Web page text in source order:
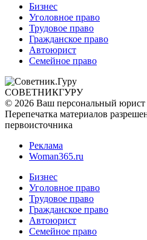
Бизнес
Уголовное право
Трудовое право
Гражданское право
Автоюрист
Семейное право
СОВЕТНИКГУРУ
© 2026 Ваш персональный юрист
Перепечатка материалов
первоисточника
Реклама
Woman365.ru
Бизнес
Уголовное право
Трудовое право
Гражданское право
Автоюрист
Семейное право